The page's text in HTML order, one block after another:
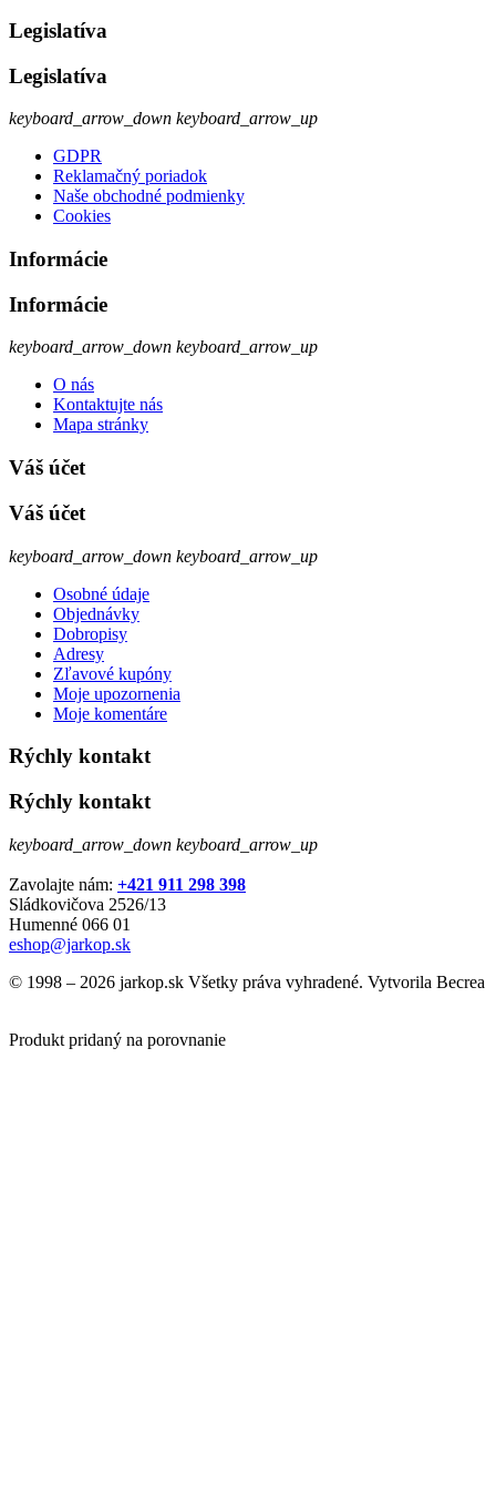
Legislatíva
Legislatíva
keyboard_arrow_down keyboard_arrow_up
GDPR
Reklamačný poriadok
Naše obchodné podmienky
Cookies
Informácie
Informácie
keyboard_arrow_down keyboard_arrow_up
O nás
Kontaktujte nás
Mapa stránky
Váš účet
Váš účet
keyboard_arrow_down keyboard_arrow_up
Osobné údaje
Objednávky
Dobropisy
Adresy
Zľavové kupóny
Moje upozornenia
Moje komentáre
Rýchly kontakt
Rýchly kontakt
keyboard_arrow_down keyboard_arrow_up
Zavolajte nám: +421 911 298 398
Sládkovičova 2526/13
Humenné 066 01
eshop@jarkop.sk
© 1998 – 2026 jarkop.sk Všetky práva vyhradené. Vytvorila Becrea
Produkt pridaný na porovnanie